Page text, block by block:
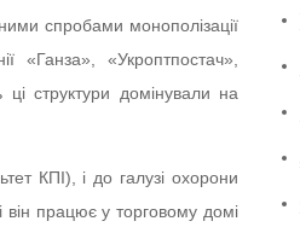
спробами монополізації
«Ганза», «Укроптпостач»,
структури домінували на
КПІ), і до галузі охорони
працює у торговому домі